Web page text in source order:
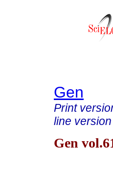
Gen
Print
line version
Gen